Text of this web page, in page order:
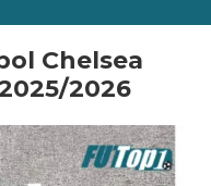
Chelsea
2026